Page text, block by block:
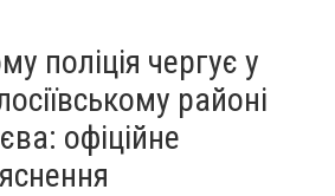
поліція чергує у
районі
офіційне